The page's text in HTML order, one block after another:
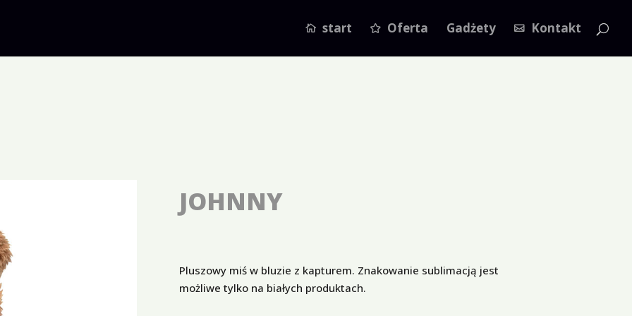
start Oferta Gadżety Kontakt
JOHNNY
Pluszowy miś w bluzie z kapturem. Znakowanie sublimacją jest
możliwe tylko na białych produktach.